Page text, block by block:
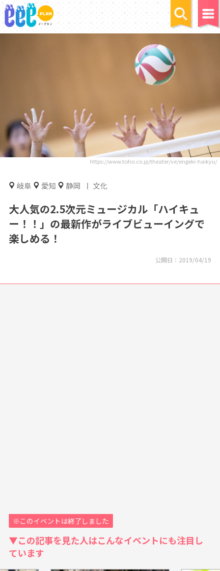
https://www.toho.co.jp/theater/ve/engeki-haikyu/
岐阜 愛知 静岡 文化
大人気の2.5次元ミュージカル「ハイキュ
ー！！」の最新作がライブビューイングで
楽しめる！
公開日： 2019/04/19
※このイベントは終了しました
▼この記事を見た人はこんなイベントにも注目し
ています